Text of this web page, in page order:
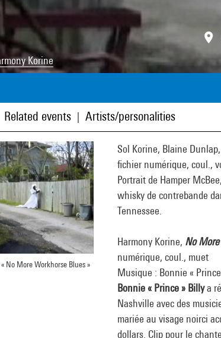
Korine
Related events Artists/personalities
No More Workhorse Blues »
Sol Korine, Blaine Dunlap,
fichier numérique, coul.,
Portrait de Hamper
whisky de contrebande
Tennessee.
Harmony Korine, No
numérique, coul., muet
Musique : Bonnie «
Bonnie « Prince » Billya
Nashville avec des
mariée au visage noirci
dollars. Clip pour le